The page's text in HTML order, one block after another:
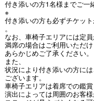
付き添いの方1名様までご一
※
付き添いの方も必ずチケッ
。
なお、車椅子エリアには定員
満席の場合はご利用いただけ
あらかじめご了承ください。
また、
状況により付き添いの方に
ございます。
車椅子エリアは着席での鑑賞
演出によっては周囲のお客様